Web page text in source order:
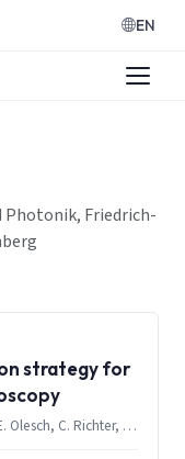
EN
Friedrich-
strategy for
Z. Yang, S. Awel, A. Bielke, Ph. Dienstbier, E. Olesch, C. Richter, G. Häusler